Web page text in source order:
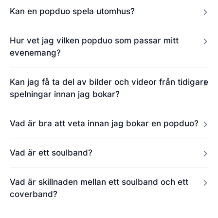
Kan en popduo spela utomhus?
Hur vet jag vilken popduo som passar mitt
evenemang?
Kan jag få ta del av bilder och videor från tidigare
spelningar innan jag bokar?
Vad är bra att veta innan jag bokar en popduo?
Vad är ett soulband?
Vad är skillnaden mellan ett soulband och ett
coverband?